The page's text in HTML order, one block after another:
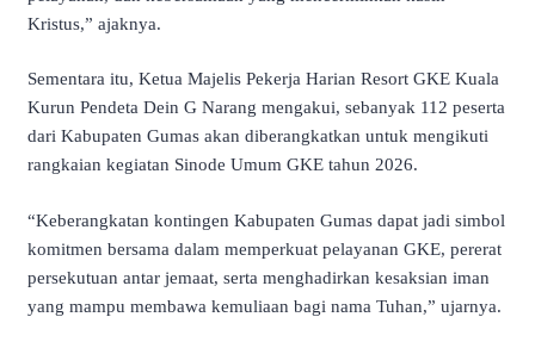
Kristus,” ajaknya.
Sementara itu, Ketua Majelis Pekerja Harian Resort GKE Kuala
Kurun Pendeta Dein G Narang mengakui, sebanyak 112 peserta
dari Kabupaten Gumas akan diberangkatkan untuk mengikuti
rangkaian kegiatan Sinode Umum GKE tahun 2026.
“Keberangkatan kontingen Kabupaten Gumas dapat jadi simbol
komitmen bersama dalam memperkuat pelayanan GKE, pererat
persekutuan antar jemaat, serta menghadirkan kesaksian iman
yang mampu membawa kemuliaan bagi nama Tuhan,” ujarnya.